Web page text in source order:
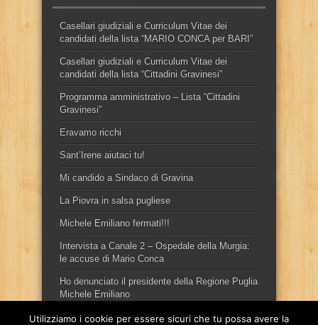
Casellari giudiziali e Curriculum Vitae dei
candidati della lista “MARIO CONCA per BARI”
Casellari giudiziali e Curriculum Vitae dei
candidati della lista “Cittadini Gravinesi”
Programma amministrativo – Lista “Cittadini
Gravinesi”
Eravamo ricchi
Sant’Irene aiutaci tu!
Mi candido a Sindaco di Gravina
La Piovra in salsa pugliese
Michele Emiliano fermati!!!
Intervista a Canale 2 – Ospedale della Murgia:
le accuse di Mario Conca
Ho denunciato il presidente della Regione Puglia
Michele Emiliano
Utilizziamo i cookie per essere sicuri che tu possa avere la